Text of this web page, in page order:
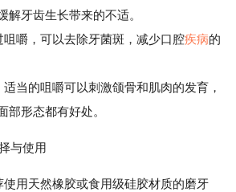
解牙齿生长带来的不适。
嚼，可以去除牙菌斑，减少口腔疾病的
的咀嚼可以刺激颌骨和肌肉的发育，
部形态都有好处。
与使用
用天然橡胶或食用级硅胶材质的磨牙